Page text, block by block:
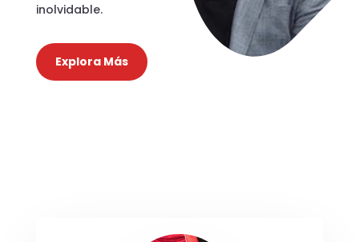
inolvidable.
Explora Más